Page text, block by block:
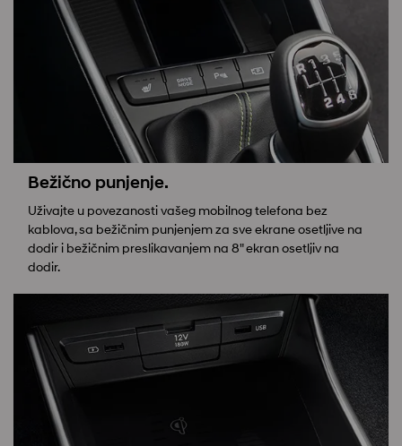
Bežično punjenje.
Uživajte u povezanosti vašeg mobilnog telefona bez
kablova, sa bežičnim punjenjem za sve ekrane osetljive na
dodir i bežičnim preslikavanjem na 8" ekran osetljiv na
dodir.